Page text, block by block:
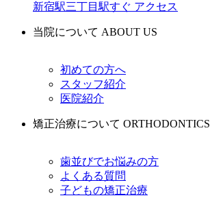
新宿駅三丁目駅すぐ アクセス
当院について ABOUT US
初めての方へ
スタッフ紹介
医院紹介
矯正治療について ORTHODONTICS
歯並びでお悩みの方
よくある質問
子どもの矯正治療